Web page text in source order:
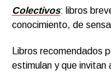
Colectivos: libros
conocimiento, de
Libros recomendados
estimulan y que invitan